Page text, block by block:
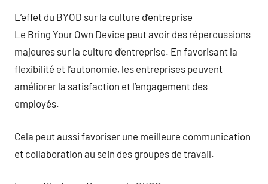
L’effet du BYOD sur la culture d’entreprise
Le Bring Your Own Device peut avoir des répercussions
majeures sur la culture d’entreprise. En favorisant la
flexibilité et l’autonomie, les entreprises peuvent
améliorer la satisfaction et l’engagement des
employés.
Cela peut aussi favoriser une meilleure communication
et collaboration au sein des groupes de travail.